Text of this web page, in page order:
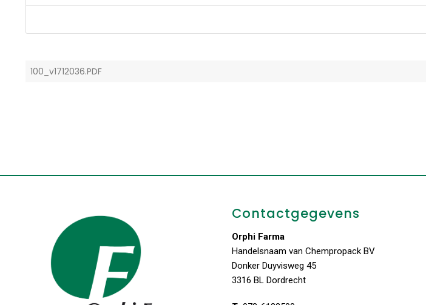
100_v1712036.PDF
Contactgegevens
Orphi Farma
Handelsnaam van Chempropack BV
Donker Duyvisweg 45
3316 BL Dordrecht